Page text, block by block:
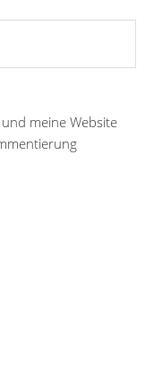
meine Website